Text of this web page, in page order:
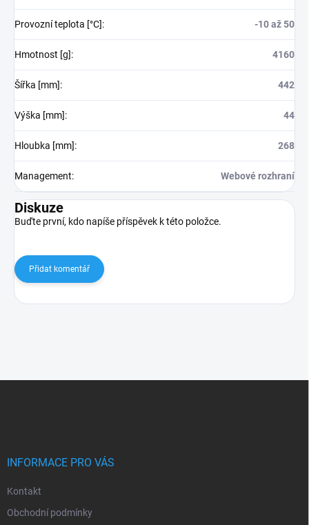
Provozní teplota [°C]: -10 až 50
Hmotnost [g]: 4160
Šířka [mm]: 442
Výška [mm]: 44
Hloubka [mm]: 268
Management: Webové rozhraní
Diskuze
Buďte první, kdo napíše příspěvek k této položce.
Přidat komentář
INFORMACE PRO VÁS
Kontakt
Obchodní podmínky